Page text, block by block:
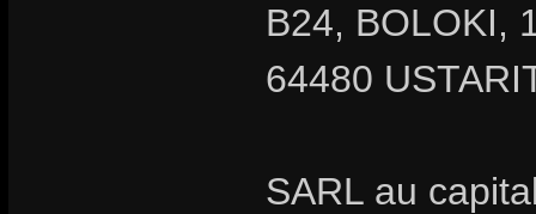
B24, BOLOKI,
64480
SARL au